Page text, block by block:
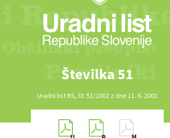
Številka 51
Uradni list RS, št. 51/2002 z dne 11. 6. 2002